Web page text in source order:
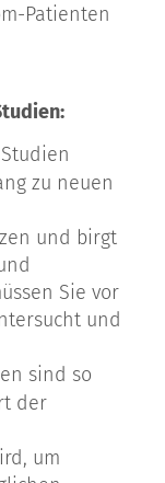
Patienten
zu neuen
und birgt
Sie vor
und
sind so
der
um